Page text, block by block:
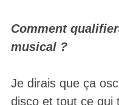
Comment
musical ?
Je dirais que ça
disco et tout ce qui